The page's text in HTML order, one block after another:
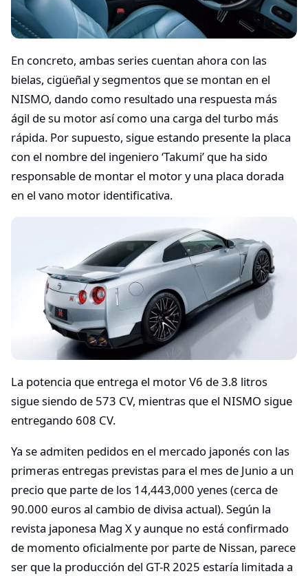
En concreto, ambas series cuentan ahora con las
bielas, cigüeñal y segmentos que se montan en el
NISMO, dando como resultado una respuesta más
ágil de su motor así como una carga del turbo más
rápida. Por supuesto, sigue estando presente la placa
con el nombre del ingeniero ‘Takumi’ que ha sido
responsable de montar el motor y una placa dorada
en el vano motor identificativa.
La potencia que entrega el motor V6 de 3.8 litros
sigue siendo de 573 CV, mientras que el NISMO sigue
entregando 608 CV.
Ya se admiten pedidos en el mercado japonés con las
primeras entregas previstas para el mes de Junio a un
precio que parte de los 14,443,000 yenes (cerca de
90.000 euros al cambio de divisa actual). Según la
revista japonesa Mag X y aunque no está confirmado
de momento oficialmente por parte de Nissan, parece
ser que la producción del GT-R 2025 estaría limitada a